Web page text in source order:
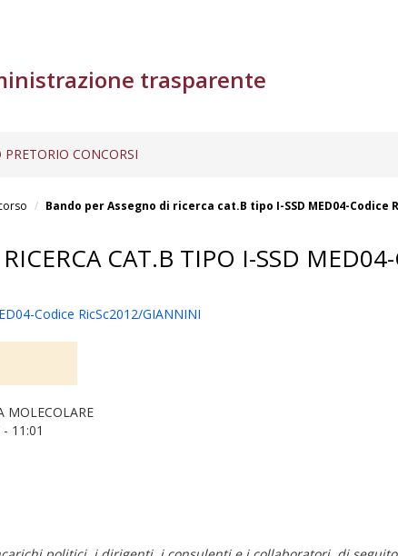
trasparente
PRETORIO CONCORSI
Bando per Assegno di ricerca cat.B tipo I-SSD MED04-Codice
CAT.B TIPO I-SSD
Codice RicSc2012/GIANNINI
MOLECOLARE
11:01